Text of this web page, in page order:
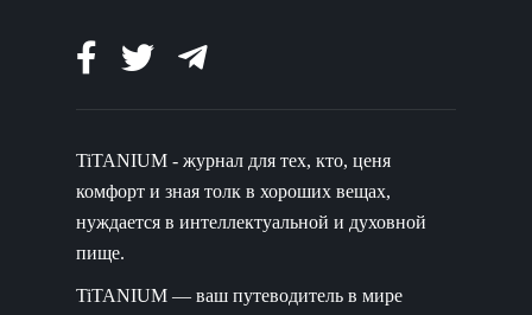
TiTANIUM - журнал для тех, кто, ценя
комфорт и зная толк в хороших вещах,
нуждается в интеллектуальной и духовной
пище.
TiTANIUM — ваш путеводитель в мире